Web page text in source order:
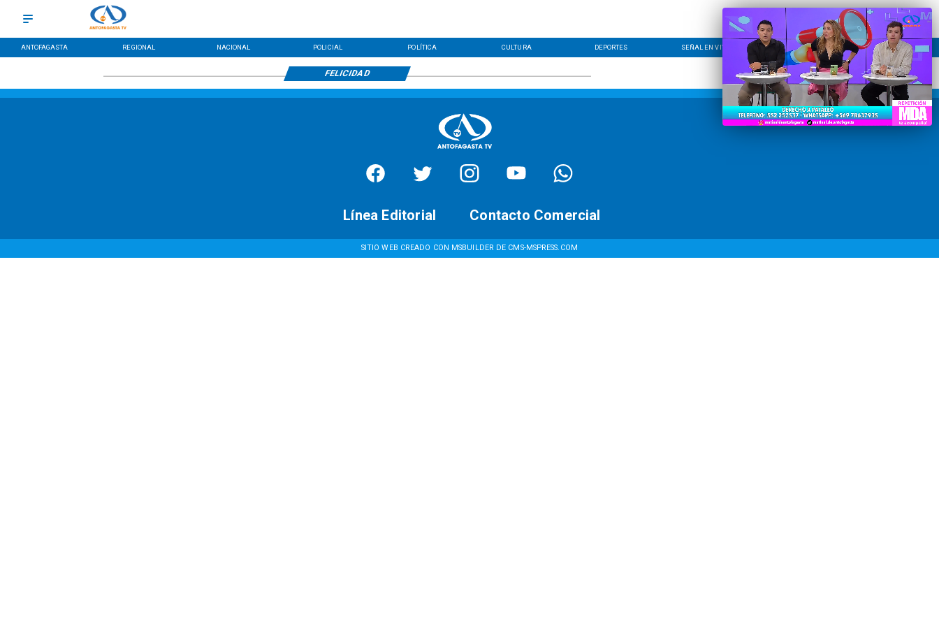
ANTOFAGASTA REGIONAL NACIONAL POLICIAL POLÍTICA CULTURA DEPORTES SEÑAL EN VIVO CONTACTO LÍNEA EDITORIAL
FELICIDAD
SITIO WEB CREADO CON MSBUILDER DE CMS-MSPRESS.COM
Contacto Comercial
Línea Editorial